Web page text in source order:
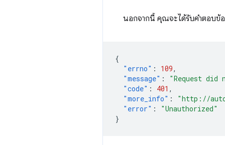
นอกจากนี้ คุณจะได้รับคำตอบข้
{
"errno" : 109,
"message" :
"Request did
"code" : 401 ,
"more_info" :
"http://
"error" :
"Unauthorized"
}